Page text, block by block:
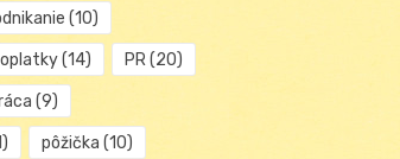
(10)
(14) PR(20)
(9)
pôžička (10)